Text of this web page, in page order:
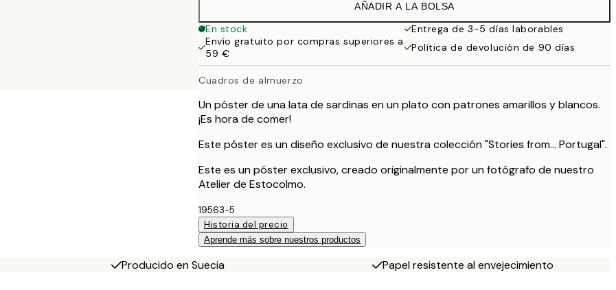
AÑADIR A LA BOLSA
En stock
Entrega de 3-5 días laborables
Envío gratuito por compras superiores a
59 €
Política de devolución de 90 días
Cuadros de almuerzo
Un póster de una lata de sardinas en un plato con patrones amarillos y blancos.
¡Es hora de comer!
Este póster es un diseño exclusivo de nuestra colección "Stories from... Portugal".
Este es un póster exclusivo, creado originalmente por un fotógrafo de nuestro
Atelier de Estocolmo.
19563-5
Historia del precio
Aprende más sobre nuestros productos
Producido en Suecia Papel resistente al envejecimiento